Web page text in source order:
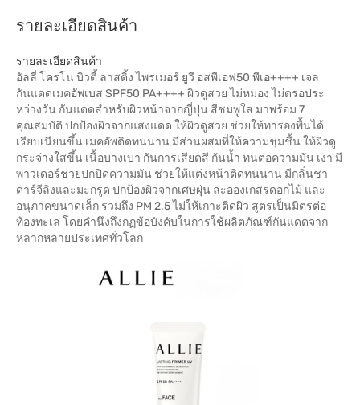
รายละเอียดสินค้า
รายละเอียดสินค้า
อัลลี่ โครโน บิวตี้ ลาสติ้ง ไพรเมอร์ ยูวี อสพีเอฟ50 พีเอ++++ เจล
กันแดดเมคอัพเบส SPF50 PA++++ ผิวดูสวย ไม่หมอง ไม่ดรอประ
หว่างวัน กันแดดสำหรับผิวหน้าจากญี่ปุ่น สีชมพูใส มาพร้อม 7
คุณสมบัติ ปกป้องผิวจากแสงแดด ให้ผิวดูสวย ช่วยให้ทารองพื้นได้
เรียบเนียนขึ้น เมคอัพติดทนนาน มีส่วนผสมที่ให้ความชุ่มชื้น ให้ผิวดู
กระจ่างใสขึ้น เนื้อบางเบา กันการเสียดสี กันน้ำ ทนต่อความมัน เงา มี
พาวเดอร์ช่วยปกปิดความมัน ช่วยให้แต่งหน้าติดทนนาน มีกลิ่นชา
ดาร์จีลิงและมะกรูด ปกป้องผิวจากเศษฝุ่น ละอองเกสรดอกไม้ และ
อนุภาคขนาดเล็ก รวมถึง PM 2.5 ไม่ให้เกาะติดผิว สูตรเป็นมิตรต่อ
ท้องทะเล โดยคำนึงถึงกฏข้อบังคับในการใช้ผลิตภัณฑ์กันแดดจาก
หลากหลายประเทศทั่วโลก